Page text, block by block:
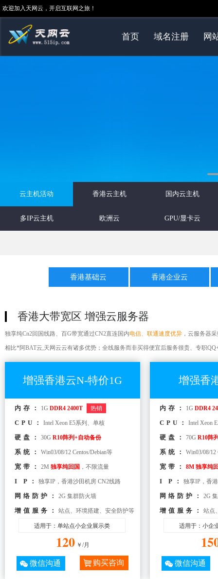
欢迎加入天网云，开启互联网之旅！
首页 域名注册 网
云主机活动 香港云主机 国内云主机
多IP云主机 欧洲云 GPU/显卡云
香港基础云 香港企业云
香港大带宽区 增强云服务器
独享纯Cn2回国线路、百G带宽通过CN2直连国内电信、联通速度优异 ，云服务器
相比*阿BAT云,天网云云有诸多优势；全线服务而非买得便宜后服务很贵、专职
增强香港云N-特价1G
内存： 1G DDR4 2400T 热销
CPU： Intel Xeon E5系列、单核
硬盘： 30G R10阵列+自动备份
系统： Win03/08/12 Centos/Debian等
宽带： 2M 独享纯回国 ，不限流量
I P： 独享IP，香港沙田机房 CN2线路
网络防护： 2G 集群防火墙
增值服务： 站点、环境搭建、安全防护等
适用于：单站点小企业展示类
120 ￥/月
微信沟通 购买咨询
增强香
内存： 1G DDR4
CPU： Intel Xeon
硬盘： 70G R10阵
系统： Win03/08/12
宽带： 8M 独享纯
I P： 独享IP，香
网络防护： 2G
增值服务： 站点
适用于：小企
微信沟通